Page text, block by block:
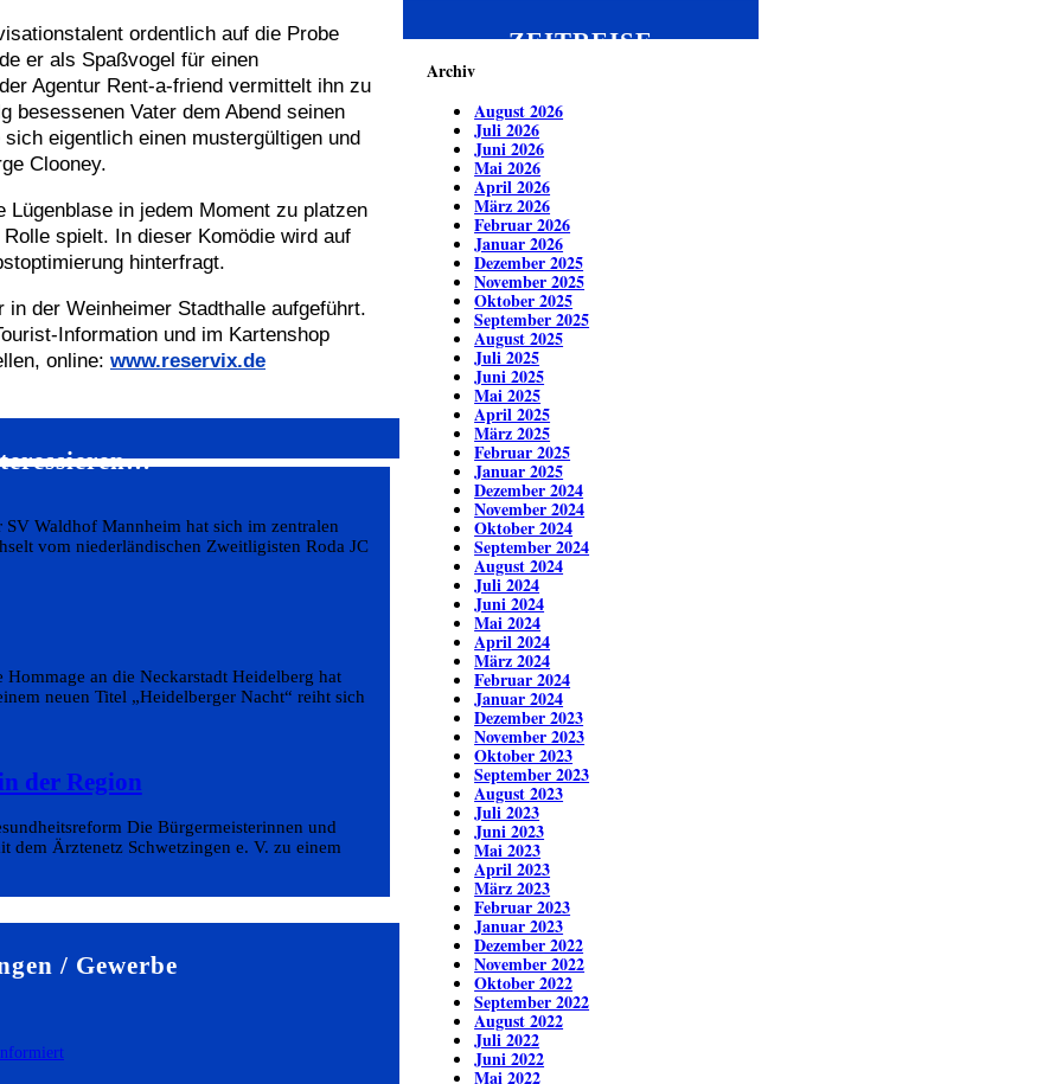
ordentlich auf die Probe
er als Spaßvogel für einen
Agentur Rent-a-friend vermittelt ihn zu
besessenen Vater dem Abend seinen
eigentlich einen mustergültigen und
Clooney.
in jedem Moment zu platzen
spielt. In dieser Komödie wird auf
hinterfragt.
in der Weinheimer Stadthalle aufgeführt.
Information und im Kartenshop
online: www.reservix.de
Waldhof Mannheim hat sich im zentralen
vom niederländischen Zweitligisten Roda JC
an die Neckarstadt Heidelberg hat
neuen Titel „Heidelberger Nacht“ reiht sich
der Region
Die Bürgermeisterinnen und
dem Ärztenetz Schwetzingen e. V. zu einem
/ Gewerbe
ZEITREISE
Archiv
August 2026
Juli 2026
Juni 2026
Mai 2026
April 2026
März 2026
Februar 2026
Januar 2026
Dezember 2025
November 2025
Oktober 2025
September 2025
August 2025
Juli 2025
Juni 2025
Mai 2025
April 2025
März 2025
Februar 2025
Januar 2025
Dezember 2024
November 2024
Oktober 2024
September 2024
August 2024
Juli 2024
Juni 2024
Mai 2024
April 2024
März 2024
Februar 2024
Januar 2024
Dezember 2023
November 2023
Oktober 2023
September 2023
August 2023
Juli 2023
Juni 2023
Mai 2023
April 2023
März 2023
Februar 2023
Januar 2023
Dezember 2022
November 2022
Oktober 2022
September 2022
August 2022
Juli 2022
Juni 2022
Mai 2022